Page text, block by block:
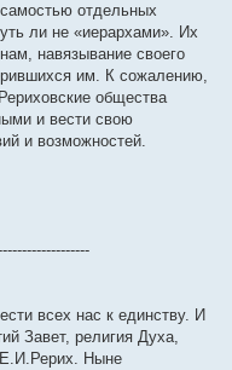
отдельных
ли не «иерархами». Их
навязывание своего
им. К сожалению,
общества
и вести свою
и возможностей.
всех нас к единству. И
Завет, религия Духа,
Е.И.Рерих. Ныне